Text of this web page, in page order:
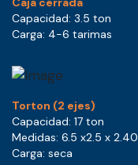
Capacidad: 3.5 ton
Carga: 4-6 tarimas
Torton (2 ejes)
Capacidad: 17 ton
Medidas: 6.5 x2.5 x 2.40
Carga: seca